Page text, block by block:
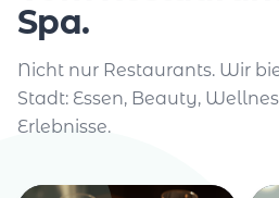
Spa.
Nicht nur Restaurants. Wir
Stadt: Essen, Beauty,
Erlebnisse.